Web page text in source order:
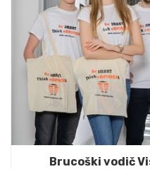
Brucoški vodič